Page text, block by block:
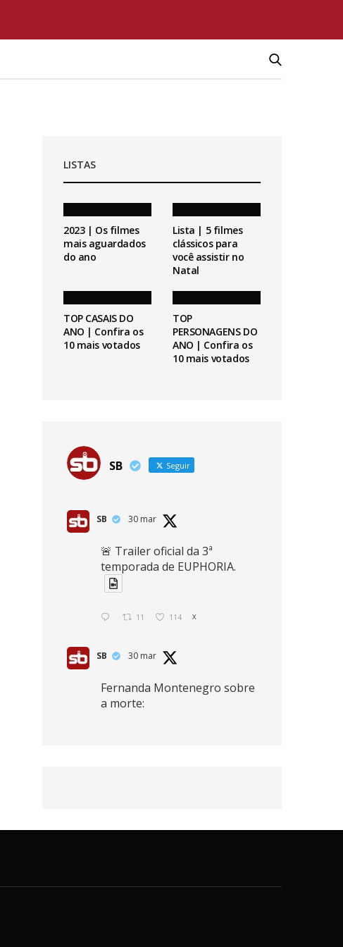
LISTAS
2023 | Os filmes
mais aguardados
do ano
Lista | 5 filmes
clássicos para
você assistir no
Natal
TOP CASAIS DO
ANO | Confira os
10 mais votados
TOP
PERSONAGENS DO
ANO | Confira os
10 mais votados
SB Seguir
SB 30 mar
🚨 Trailer oficial da 3ª
temporada de EUPHORIA.
11 114 X
SB 30 mar
Fernanda Montenegro sobre
a morte:
SB 30 mar